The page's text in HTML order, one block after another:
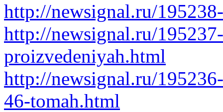
http://newsignal.ru/
http://newsignal.ru/
proizvedeniyah.html
http://newsignal.ru/
46-tomah.html